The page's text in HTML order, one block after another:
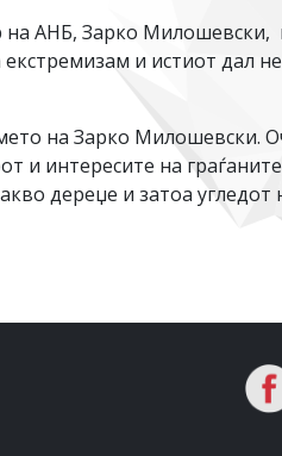
АНБ, Зарко Милошевски,
и истиот дал
на Зарко Милошевски.
и интересите на
дереџе и затоа